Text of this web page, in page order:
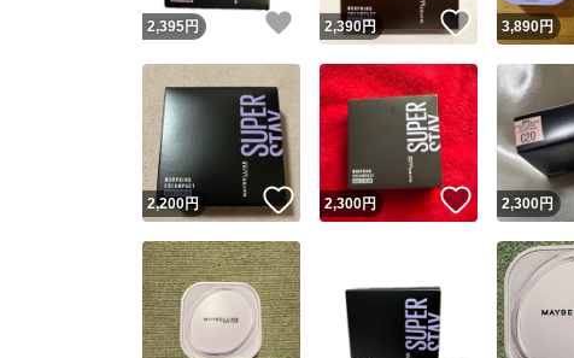
2,395円 いいね！
2,390円 いいね！
3,890円
2,200円 いいね！
2,300円 いいね！
2,300円